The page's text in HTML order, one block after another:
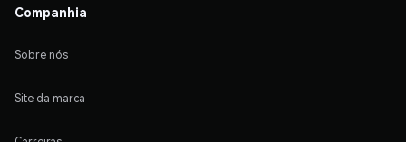
Companhia
Sobre nós
Site da marca